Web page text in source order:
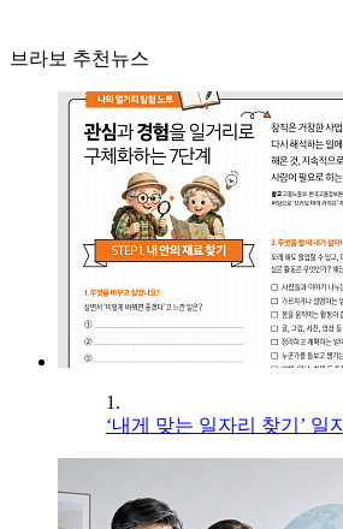
브라보 추천뉴스
1.
‘내게 맞는 일자리 찾기’ 일